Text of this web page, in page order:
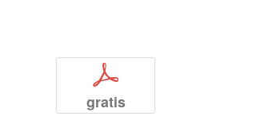
p
gratis